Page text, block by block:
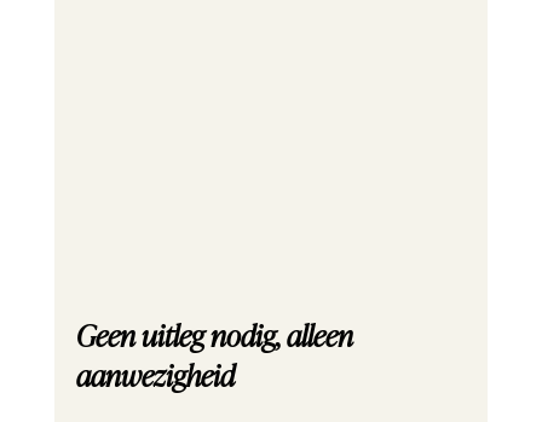
Geen uitleg nodig, alleen
aanwezigheid